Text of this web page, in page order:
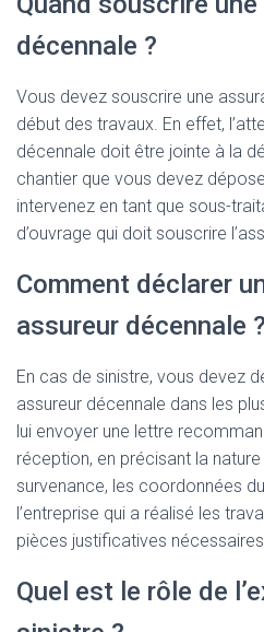
décennale ?
Vous devez souscrire une
début des travaux. En effet,
décennale doit être jointe à la
chantier que vous devez
intervenez en tant que sous-
d’ouvrage qui doit souscrire
Comment déclarer
assureur décennale ?
En cas de sinistre, vous devez
assureur décennale dans les
lui envoyer une lettre
réception, en précisant la
survenance, les coordonnées
l’entreprise qui a réalisé les
pièces justificatives
Quel est le rôle de